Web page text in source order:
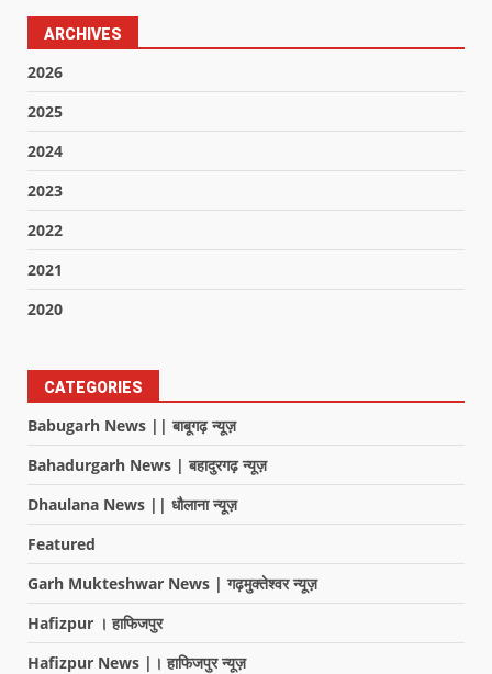
ARCHIVES
2026
2025
2024
2023
2022
2021
2020
CATEGORIES
Babugarh News || बाबूगढ़ न्यूज़
Bahadurgarh News | बहादुरगढ़ न्यूज़
Dhaulana News || धौलाना न्यूज़
Featured
Garh Mukteshwar News | गढ़मुक्तेश्वर न्यूज़
Hafizpur । हाफिजपुर
Hafizpur News |। हाफिजपुर न्यूज़